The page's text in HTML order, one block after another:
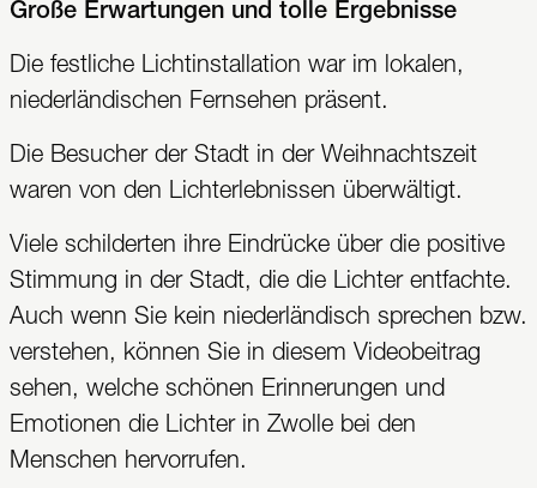
Große Erwartungen und tolle Ergebnisse
Die festliche Lichtinstallation war im lokalen,
niederländischen Fernsehen präsent.
Die Besucher der Stadt in der Weihnachtszeit
waren von den Lichterlebnissen überwältigt.
Viele schilderten ihre Eindrücke über die positive
Stimmung in der Stadt, die die Lichter entfachte.
Auch wenn Sie kein niederländisch sprechen bzw.
verstehen, können Sie in diesem Videobeitrag
sehen, welche schönen Erinnerungen und
Emotionen die Lichter in Zwolle bei den
Menschen hervorrufen.